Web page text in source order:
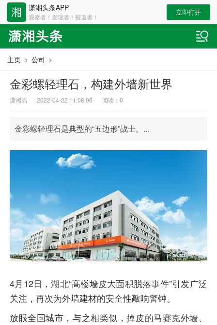
潇湘头条APP
观察者！发现者！报道者！
立即打开
主页 > 公司 >
金彩螺轻理石，构建外墙新世界
潇湘易 2022-04-22 11:08:06 阅读： 0
金彩螺轻理石是典型的“五边形”战士。...
4月12日，湖北“高楼墙皮大面积脱落事件”引发广泛
关注，再次为外墙建材的安全性敲响警钟。
放眼全国城市，与之相类似，掉皮的马赛克外墙、